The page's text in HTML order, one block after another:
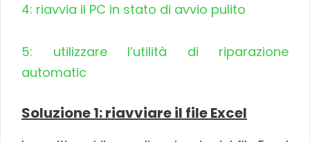
4: riavvia il PC in stato di avvio pulito
5: utilizzare l’utilità di riparazione
automatic
Soluzione 1: riavviare il file Excel